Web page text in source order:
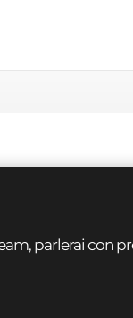
parlerai con